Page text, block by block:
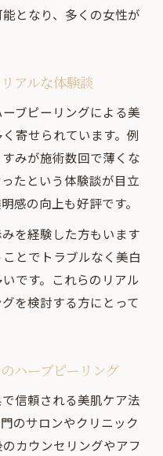
となり、多くの女性が
アルな体験談
ブピーリングによる美
寄せられています。例
みが施術数回で薄くな
たという体験談が目立
感の向上も好評です。
を経験した方もいます
とでトラブルなく美白
です。これらのリアル
を検討する方にとって
ハーブピーリング
信頼される美肌ケア法
のサロンやクリニック
カウンセリングやアフ